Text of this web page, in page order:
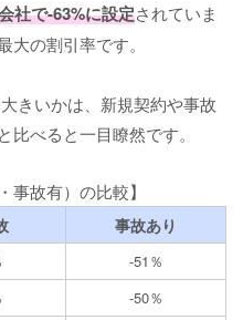
社で-63%に設定されていま
の割引率です。
きいかは、新規契約や事故
べると一目瞭然です。
事故有）の比較】
事故あり
-51％
-50％